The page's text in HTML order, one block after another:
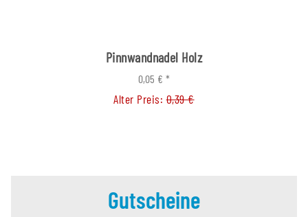
Pinnwandnadel Holz
0,05 € *
Alter Preis:0,39 €
Gutscheine